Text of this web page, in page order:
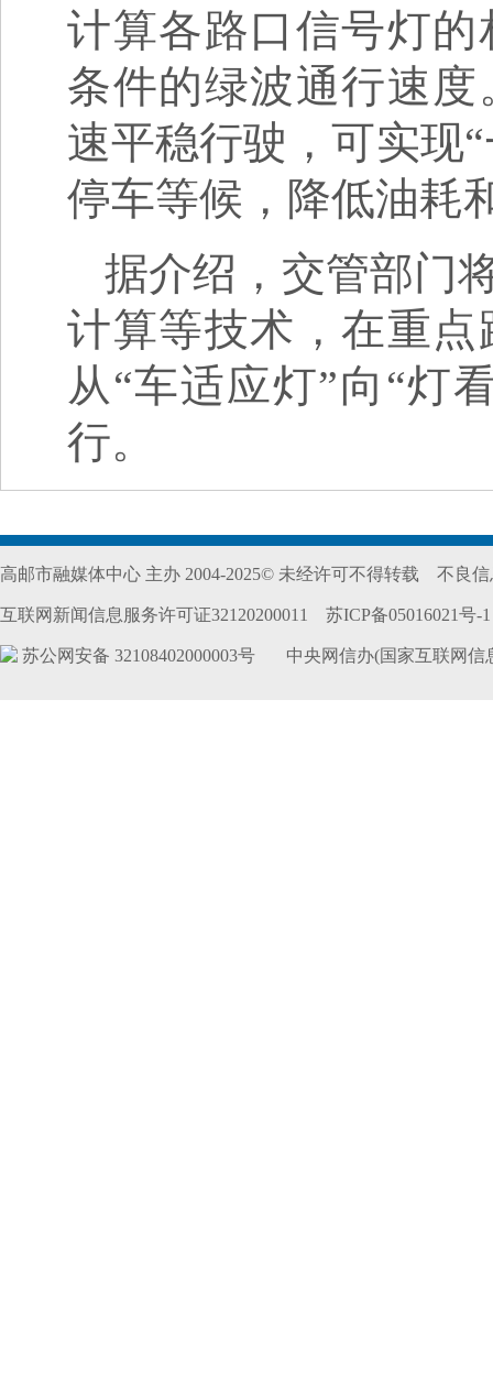
计算各路口信号灯
条件的绿波通行速
速平稳行驶，可实现
停车等候，降低油耗
据介绍，交管部门
计算等技术，在重
从“车适应灯”向“灯
行。
高邮市融媒体中心 主办 2004-2025© 未经许可不得转载 不良信
互联网新闻信息服务许可证32120200011 苏ICP备05016021号-1
苏公网安备 32108402000003号 中央网信办(国家互联网